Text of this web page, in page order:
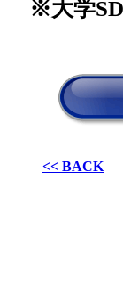
※大学
<< BACK